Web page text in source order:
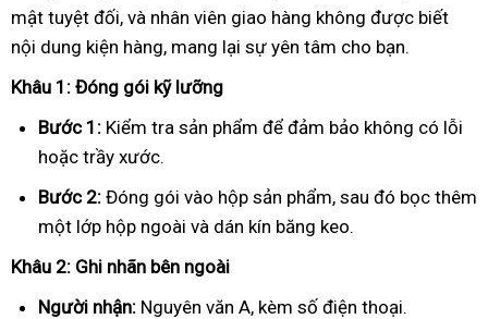
mật tuyệt đối, và nhân viên giao hàng không được biết
nội dung kiện hàng, mang lại sự yên tâm cho bạn.
Khâu 1: Đóng gói kỹ lưỡng
Bước 1: Kiểm tra sản phẩm để đảm bảo không có lỗi
hoặc trầy xước.
Bước 2: Đóng gói vào hộp sản phẩm, sau đó bọc thêm
một lớp hộp ngoài và dán kín băng keo.
Khâu 2: Ghi nhãn bên ngoài
Người nhận: Nguyên văn A, kèm số điện thoại.